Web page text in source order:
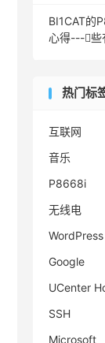
BI1CAT的
心得---些
热门标
互联网
音乐
P8668i
无线电
Google
UCenter
SSH
Microsoft